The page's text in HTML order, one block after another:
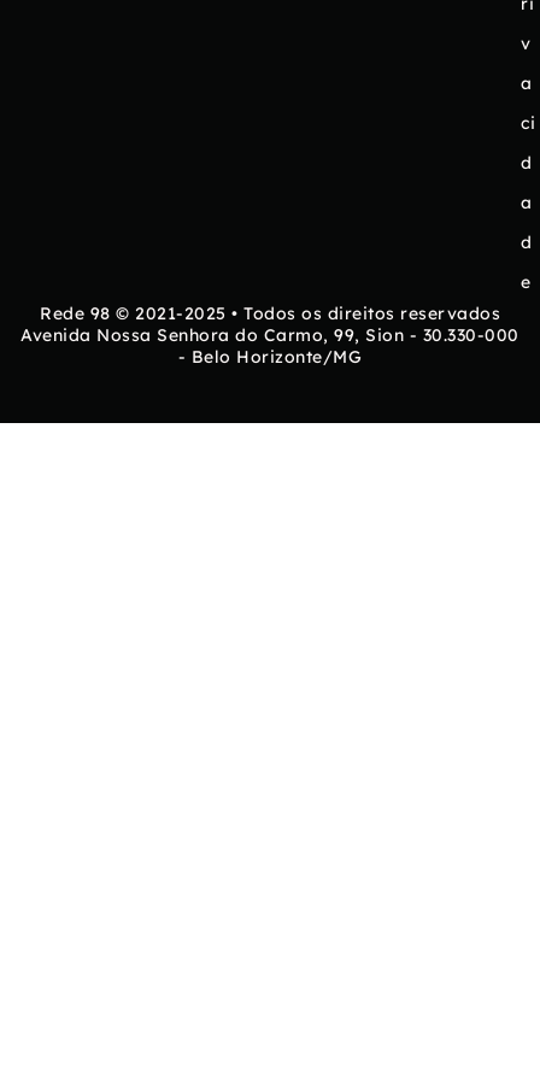
v
a
ci
d
a
d
e
Rede 98 © 2021-2025 • Todos os direitos reservados
Avenida Nossa Senhora do Carmo, 99, Sion - 30.330-000
- Belo Horizonte/MG